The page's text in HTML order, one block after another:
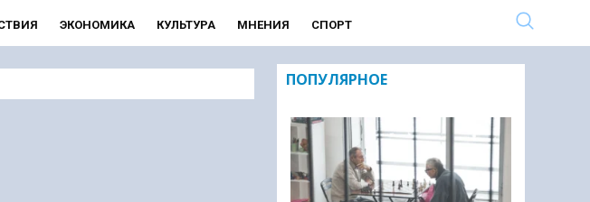
ЭКОНОМИКА КУЛЬТУРА МНЕНИЯ СПОРТ
ПОПУЛЯРНОЕ